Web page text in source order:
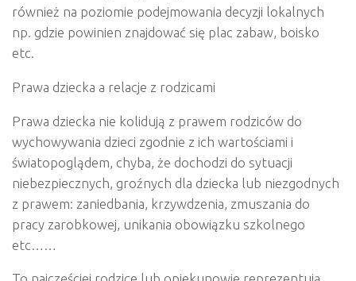
również na poziomie podejmowania decyzji lokalnych
np. gdzie powinien znajdować się plac zabaw, boisko
etc.
Prawa dziecka a relacje z rodzicami
Prawa dziecka nie kolidują z prawem rodziców do
wychowywania dzieci zgodnie z ich wartościami i
światopoglądem, chyba, że dochodzi do sytuacji
niebezpiecznych, groźnych dla dziecka lub niezgodnych
z prawem: zaniedbania, krzywdzenia, zmuszania do
pracy zarobkowej, unikania obowiązku szkolnego
etc……